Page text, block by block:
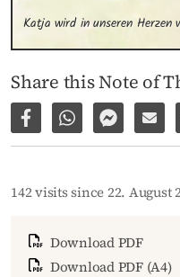
Katja wird in unseren Herzen
Share this Note of
Share on Facebook
Share viaShare via
142 visits since 22. August
Download PDF
Download PDF (A4)